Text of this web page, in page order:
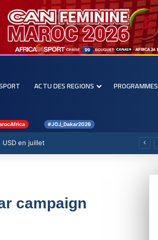
ACTU DES REGIONS PROGRAMMES
#JOJ_Dakar2026
campaign